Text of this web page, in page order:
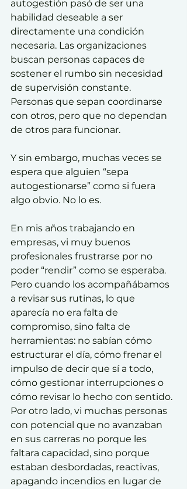
autogestión pasó de ser una
habilidad deseable a ser
directamente una condición
necesaria. Las organizaciones
buscan personas capaces de
sostener el rumbo sin necesidad
de supervisión constante.
Personas que sepan coordinarse
con otros, pero que no dependan
de otros para funcionar.
Y sin embargo, muchas veces se
espera que alguien “sepa
autogestionarse” como si fuera
algo obvio. No lo es.
En mis años trabajando en
empresas, vi muy buenos
profesionales frustrarse por no
poder “rendir” como se esperaba.
Pero cuando los acompañábamos
a revisar sus rutinas, lo que
aparecía no era falta de
compromiso, sino falta de
herramientas: no sabían cómo
estructurar el día, cómo frenar el
impulso de decir que sí a todo,
cómo gestionar interrupciones o
cómo revisar lo hecho con sentido.
Por otro lado, vi muchas personas
con potencial que no avanzaban
en sus carreras no porque les
faltara capacidad, sino porque
estaban desbordadas, reactivas,
apagando incendios en lugar de